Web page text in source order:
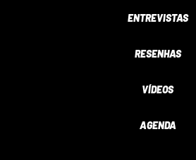
ENTREVISTAS
RESENHAS
VÍDEOS
AGENDA